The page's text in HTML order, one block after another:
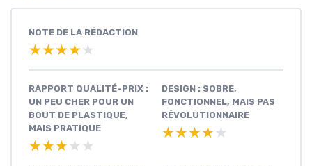
NOTE DE LA RÉDACTION
★★★★★
★★★★★
RAPPORT QUALITÉ-PRIX :
UN PEU CHER POUR UN
BOUT DE PLASTIQUE,
MAIS PRATIQUE
★★★★★
★★★★★
DESIGN : SOBRE,
FONCTIONNEL, MAIS PAS
RÉVOLUTIONNAIRE
★★★★★
★★★★★